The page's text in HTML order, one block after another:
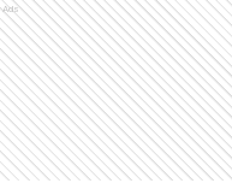
Ads